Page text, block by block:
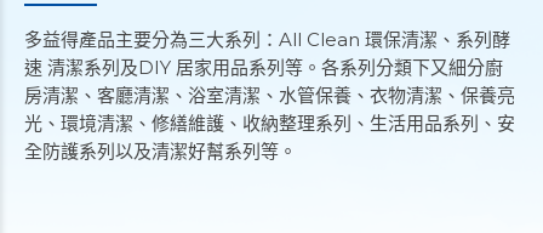
多益得產品主要分為三大系列：All Clean 環保清潔、系列酵
速 清潔系列及DIY 居家用品系列等。各系列分類下又細分廚
房清潔、客廳清潔、浴室清潔、水管保養、衣物清潔、保養亮
光、環境清潔、修繕維護、收納整理系列、生活用品系列、安
全防護系列以及清潔好幫系列等。